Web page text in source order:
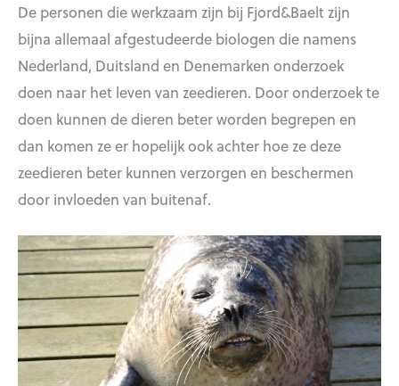
De personen die werkzaam zijn bij Fjord&Baelt zijn
bijna allemaal afgestudeerde biologen die namens
Nederland, Duitsland en Denemarken onderzoek
doen naar het leven van zeedieren. Door onderzoek te
doen kunnen de dieren beter worden begrepen en
dan komen ze er hopelijk ook achter hoe ze deze
zeedieren beter kunnen verzorgen en beschermen
door invloeden van buitenaf.